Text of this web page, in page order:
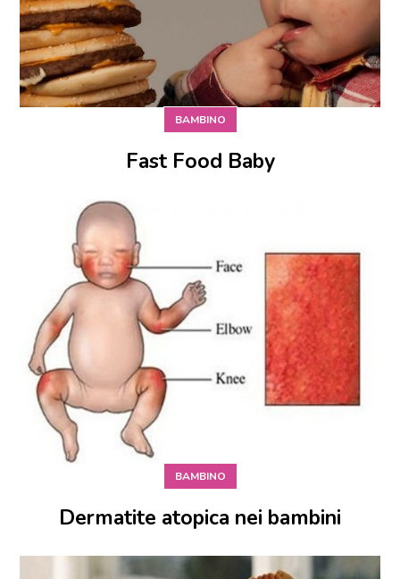
BAMBINO
Fast Food Baby
BAMBINO
Dermatite atopica nei bambini